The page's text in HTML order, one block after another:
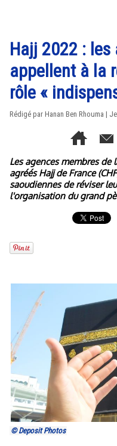
Hajj 2022 : les
appellent à la
rôle «
Rédigé par Hanan Ben Rhouma |
Les agences membres
agréés Hajj de France
saoudiennes de réviser
l'organisation du grand
© Deposit Photos